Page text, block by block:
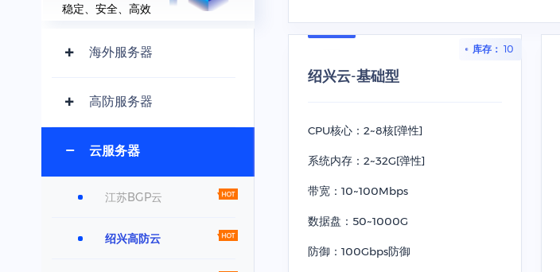
稳定、安全、高效
海外服务器
高防服务器
云服务器
江苏BGP云
绍兴高防云
库存： 10
绍兴云-基础型
CPU核心：2~8核[弹性]
系统内存：2~32G[弹性]
带宽：10~100Mbps
数据盘：50~1000G
防御：100Gbps防御